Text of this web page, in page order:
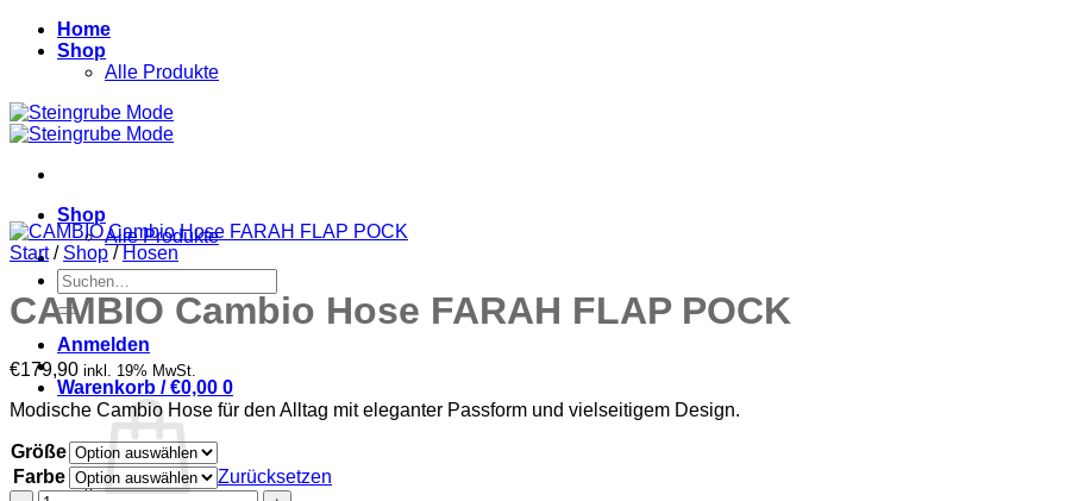
Zum
Inhalt
Home
Shop
Alle Produkte
Shop
Alle Produkte
Suchen
nach:
Anmelden
Warenkorb /€0,00 0
Start / Shop / Hosen
CAMBIO Cambio Hose FARAH FLAP POCK
€179,90 inkl. 19% MwSt.
Modische Cambio Hose für den Alltag mit eleganter Passform und vielseitigem Design.
Größe
Farbe
Zurücksetzen